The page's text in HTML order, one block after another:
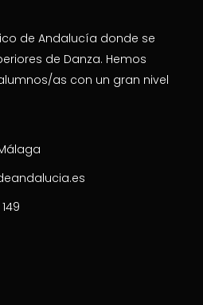
de Andalucía donde se
de Danza. Hemos
as con un gran nivel